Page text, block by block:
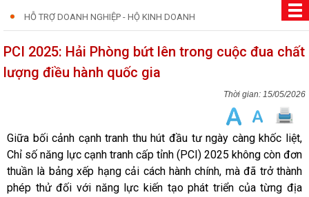
HỖ TRỢ DOANH NGHIỆP - HỘ KINH DOANH
PCI 2025: Hải Phòng bứt lên trong cuộc đua chất
lượng điều hành quốc gia
15/05/2026
Giữa bối cảnh cạnh tranh thu hút đầu tư ngày càng khốc liệt,
Chỉ số năng lực cạnh tranh cấp tỉnh (PCI) 2025 không còn đơn
thuần là bảng xếp hạng cải cách hành chính, mà đã trở thành
phép thử đối với năng lực kiến tạo phát triển của từng địa